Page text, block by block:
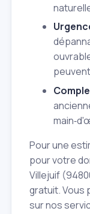
Pour une
pour votre
Villejuif
gratuit. Vous
sur nos